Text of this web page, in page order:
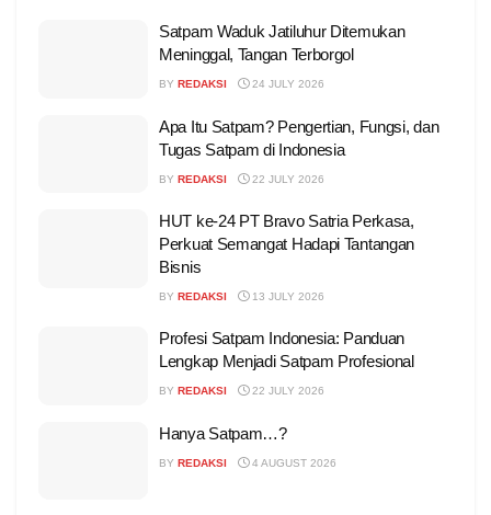
Satpam Waduk Jatiluhur Ditemukan
Meninggal, Tangan Terborgol
BY REDAKSI 24 JULY 2026
Apa Itu Satpam? Pengertian, Fungsi, dan
Tugas Satpam di Indonesia
BY REDAKSI 22 JULY 2026
HUT ke-24 PT Bravo Satria Perkasa,
Perkuat Semangat Hadapi Tantangan
Bisnis
BY REDAKSI 13 JULY 2026
Profesi Satpam Indonesia: Panduan
Lengkap Menjadi Satpam Profesional
BY REDAKSI 22 JULY 2026
Hanya Satpam…?
BY REDAKSI 4 AUGUST 2026